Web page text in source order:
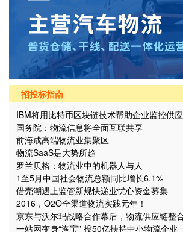
招投标指南
IBM将用比特币区块链技术帮助企业监控供
国务院：物流信息将全面互联共享
前海成高端物流业集聚区
物流SaaS是大势所趋
罗兰贝格：物流业中的机器人与人
1至5月中国社会物流总额同比增长6.1%
借壳潮遇上监管新规快递业忧心资金募集
2016，O2O全渠道物流实践元年！
京东与沃尔玛战略合作幕后，物流供应链整
个“坑”？
一站网变身“淘宝” 投50亿扶持中小物流企业